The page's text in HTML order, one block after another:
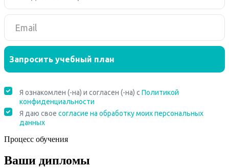
Процесс обучения
Ваши дипломы